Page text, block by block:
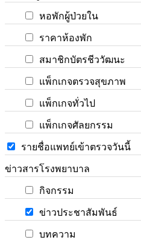
หอพักผู้ป่วยใน
ราคาห้องพัก
สมาชิกบัตรชีววัฒนะ
แพ็กเกจตรวจสุขภาพ
แพ็กเกจทั่วไป
แพ็กเกจศัลยกรรม
รายชื่อแพทย์เข้าตรวจวันนี้
ข่าวสารโรงพยาบาล
กิจกรรม
ข่าวประชาสัมพันธ์
บทความ